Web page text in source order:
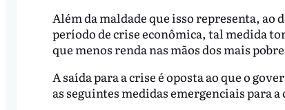
Além da maldade que isso representa,
período de crise econômica, tal medida
que menos renda nas mãos dos mais
A saída para a crise é oposta ao que o
as seguintes medidas emergenciais para